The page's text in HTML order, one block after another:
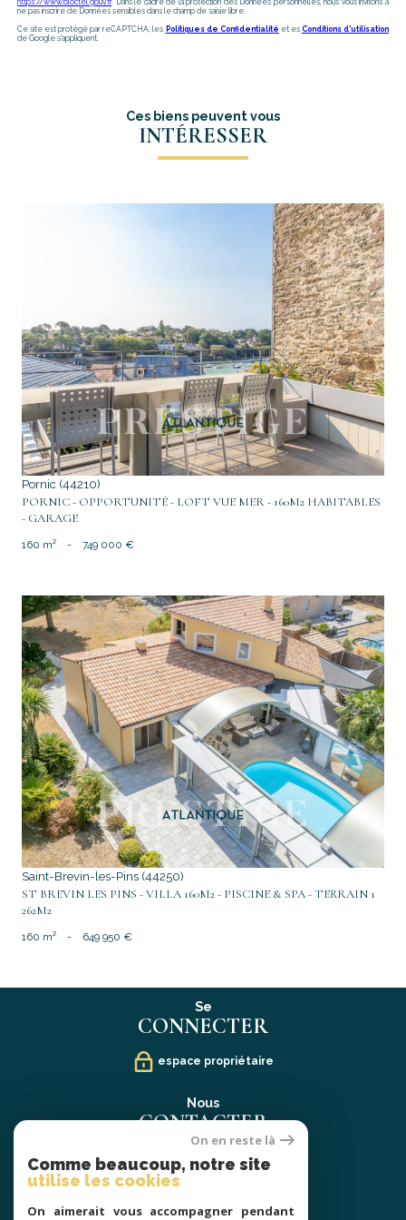
ne pas inscrire de Données sensibles dans le champ de saisie libre.
Ce site est protégé par reCAPTCHA, les Politiques de Confidentialité et es Conditions d'utilisation
de Google s'appliquent.
Ces biens peuvent vous
INTÉRESSER
voir le bien
Pornic (44210)
PORNIC - OPPORTUNITÉ - LOFT VUE MER - 160M2 HABITABLES
- GARAGE
160 m² - 749 000 €
voir le bien
Saint-Brevin-les-Pins (44250)
ST BREVIN LES PINS - VILLA 160M2 - PISCINE & SPA - TERRAIN 1
262M2
160 m² - 649 950 €
Se
CONNECTER
espace propriétaire
Nous
CONTACTER
02 40 21 91 13
contact@prestige-atlantique.fr
On en reste là
Comme beaucoup, notre site
utilise les cookies
On aimerait vous accompagner pendant